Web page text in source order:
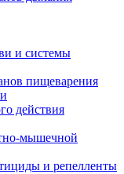
и системы
пищеварения
действия
мышечной
и репелленты